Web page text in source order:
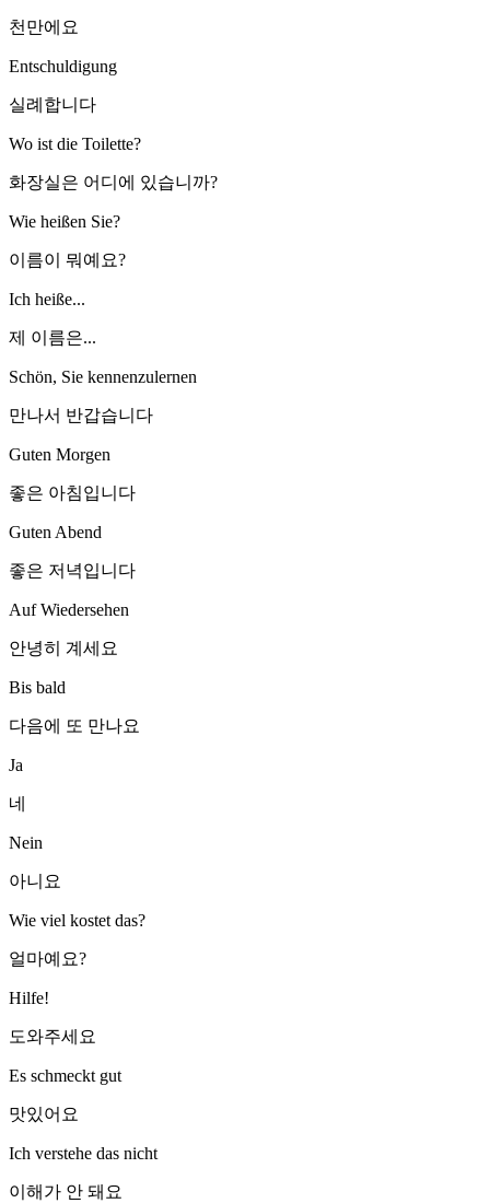
천만에요
Entschuldigung
실례합니다
Wo ist die Toilette?
화장실은 어디에 있습니까?
Wie heißen Sie?
이름이 뭐예요?
Ich heiße...
제 이름은...
Schön, Sie kennenzulernen
만나서 반갑습니다
Guten Morgen
좋은 아침입니다
Guten Abend
좋은 저녁입니다
Auf Wiedersehen
안녕히 계세요
Bis bald
다음에 또 만나요
Ja
네
Nein
아니요
Wie viel kostet das?
얼마예요?
Hilfe!
도와주세요
Es schmeckt gut
맛있어요
Ich verstehe das nicht
이해가 안 돼요